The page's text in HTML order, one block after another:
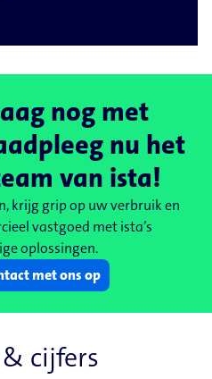
nog met
nu het
van ista!
krijg grip op uw verbruik en
vastgoed met ista’s
oplossingen.
met ons op
cijfers